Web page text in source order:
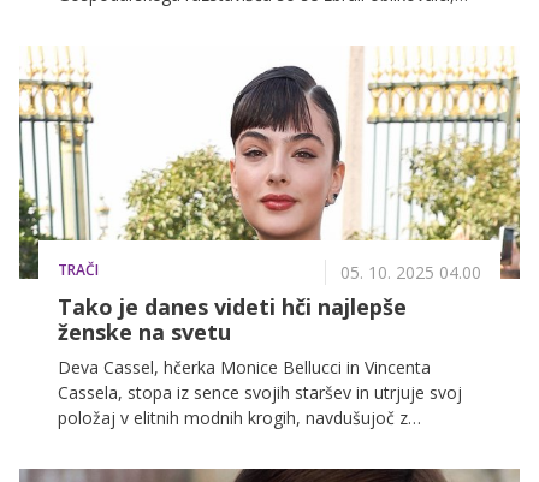
Po dopoldanski okrogli mizi o srednjeevropski modi je
zvečer sledil niz revij, ki so pokazale, da je domača
modna scena raznolika, profesionalna in polna
zanimivih zgodb.
TRAČI 05. 10. 2025 04.00
Tako je danes videti hči najlepše
ženske na svetu
Deva Cassel, hčerka Monice Bellucci in Vincenta
Cassela, stopa iz sence svojih staršev in utrjuje svoj
položaj v elitnih modnih krogih, navdušujoč z